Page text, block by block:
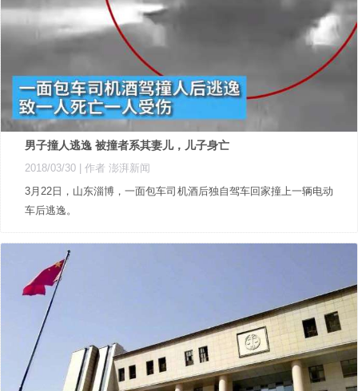
男子撞人逃逸 被撞者系其妻儿，儿子身亡
2018/03/30
| 作者 澎湃新闻
​3月22日，山东淄博，一面包车司机酒后独自驾车回家撞上一辆电动
车后逃逸。